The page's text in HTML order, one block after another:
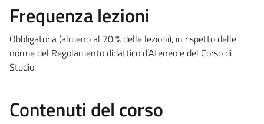
Frequenza lezioni
Obbligatoria (almeno al 70 % delle lezioni), in rispetto delle
norme del Regolamento didattico d’Ateneo e del Corso di
Studio.
Contenuti del corso